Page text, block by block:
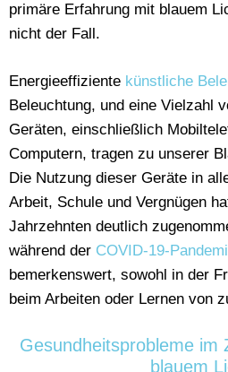
primäre Erfahrung mit blauem
nicht der Fall.
Energieeffiziente künstliche
Beleuchtung, und eine Vielzahl
Geräten, einschließlich
Computern, tragen zu unserer
Die Nutzung dieser Geräte in
Arbeit, Schule und Vergnügen
Jahrzehnten deutlich
während der COVID-19-
bemerkenswert, sowohl in der
beim Arbeiten oder Lernen von
Gesundheitsprobleme im
blauem